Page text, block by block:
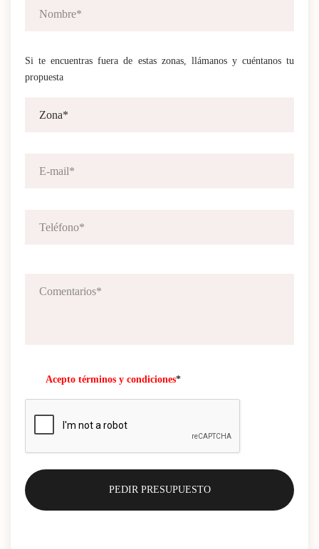
Si te encuentras fuera de estas zonas, llámanos y cuéntanos tu
propuesta
Acepto términos y condiciones*